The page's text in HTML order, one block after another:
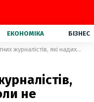
ЕКОНОМІКА БІЗНЕС
9 цитат видатних журналістів, які надихають ніколи не мовчати
не